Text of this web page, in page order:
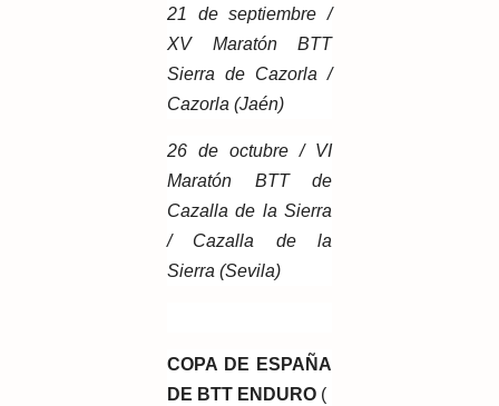
21 de septiembre /
XV Maratón BTT
Sierra de Cazorla /
Cazorla (Jaén)
26 de octubre / VI
Maratón BTT de
Cazalla de la Sierra
/ Cazalla de la
Sierra (Sevila)
COPA DE ESPAÑA
DE BTT ENDURO (